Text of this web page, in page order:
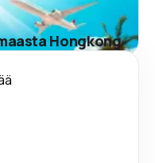
Hongkong